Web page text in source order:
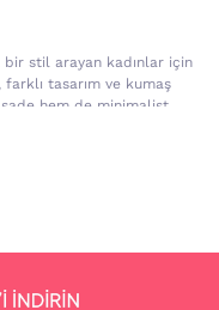
bir stil arayan kadınlar için
tasarım ve kumaş
hem de minimalist
stilindeki sıcaklığı ve
kumaşlar kullanılarak
terletmeden uzun süre